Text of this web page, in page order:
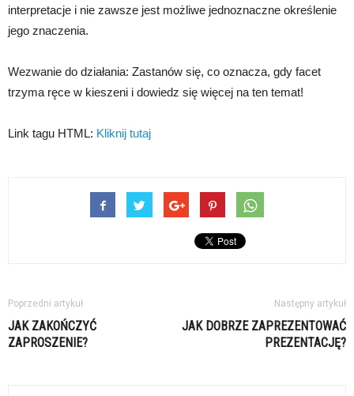
interpretacje i nie zawsze jest możliwe jednoznaczne określenie
jego znaczenia.
Wezwanie do działania: Zastanów się, co oznacza, gdy facet
trzyma ręce w kieszeni i dowiedz się więcej na ten temat!
Link tagu HTML: Kliknij tutaj
Poprzedni artykuł
JAK ZAKOŃCZYĆ
ZAPROSZENIE?
Następny artykuł
JAK DOBRZE ZAPREZENTOWAĆ
PREZENTACJĘ?